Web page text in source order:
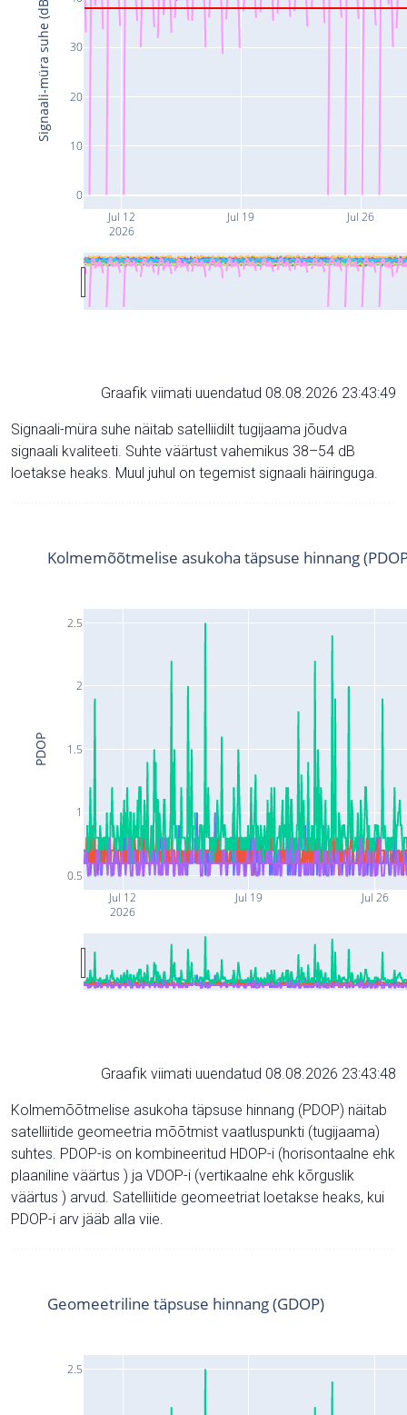
Jul 12
2026
Jul 19 Jul 26
0
10
20
30
Signaali-müra suhe (dB)
Graafik viimati uuendatud 08.08.2026 23:43:49
Signaali-müra suhe näitab satelliidilt tugijaama jõudva
signaali kvaliteeti. Suhte väärtust vahemikus 38–54 dB
loetakse heaks. Muul juhul on tegemist signaali häiringuga.
Jul 12
2026
Jul 19 Jul 26
0.5
1
1.5
2
2.5
Kolmemõõtmelise asukoha täpsuse hinnang
PDOP
Graafik viimati uuendatud 08.08.2026 23:43:48
Kolmemõõtmelise asukoha täpsuse hinnang (PDOP) näitab
satelliitide geomeetria mõõtmist vaatluspunkti (tugijaama)
suhtes. PDOP-is on kombineeritud HDOP-i (horisontaalne ehk
plaaniline väärtus ) ja VDOP-i (vertikaalne ehk kõrguslik
väärtus ) arvud. Satelliitide geomeetriat loetakse heaks, kui
PDOP-i arv jääb alla viie.
2.5
Geomeetriline täpsuse hinnang (GDOP)